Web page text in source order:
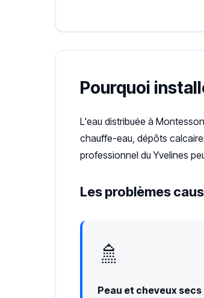
Pourquoi
L'eau distribuée à
chauffe-eau, dépôts
professionnel du Yvelines
Les problèmes
🚿
Peau et cheveux secs